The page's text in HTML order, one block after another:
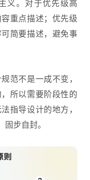
义。对于优先级高
重点描述；优先级
简要描述，避免事
范不是一成不变，
所以需要阶段性的
指导设计的地方，
步自封。